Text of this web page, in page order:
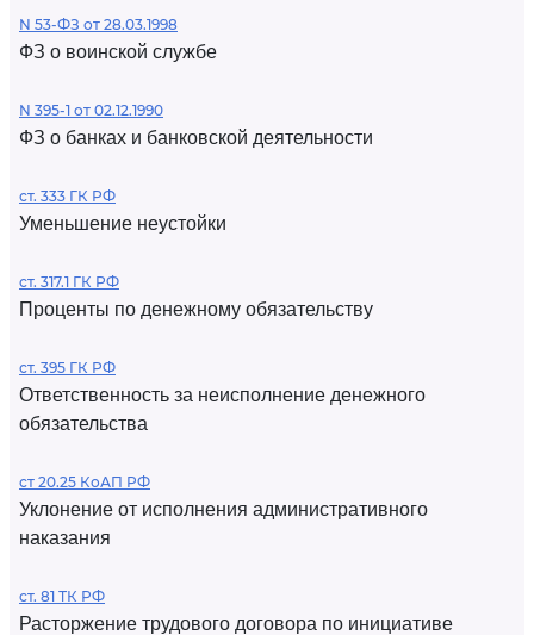
N 53-ФЗ от 28.03.1998
ФЗ о воинской службе
N 395-1 от 02.12.1990
ФЗ о банках и банковской деятельности
ст. 333 ГК РФ
Уменьшение неустойки
ст. 317.1 ГК РФ
Проценты по денежному обязательству
ст. 395 ГК РФ
Ответственность за неисполнение денежного
обязательства
ст 20.25 КоАП РФ
Уклонение от исполнения административного
наказания
ст. 81 ТК РФ
Расторжение трудового договора по инициативе